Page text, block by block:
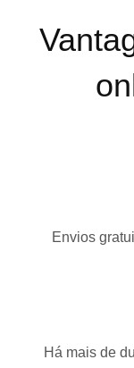
Envios
Há mais de